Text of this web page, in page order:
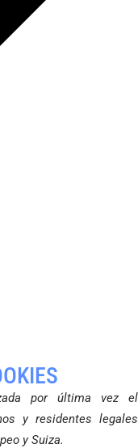
por última vez el
y residentes legales
y Suiza.